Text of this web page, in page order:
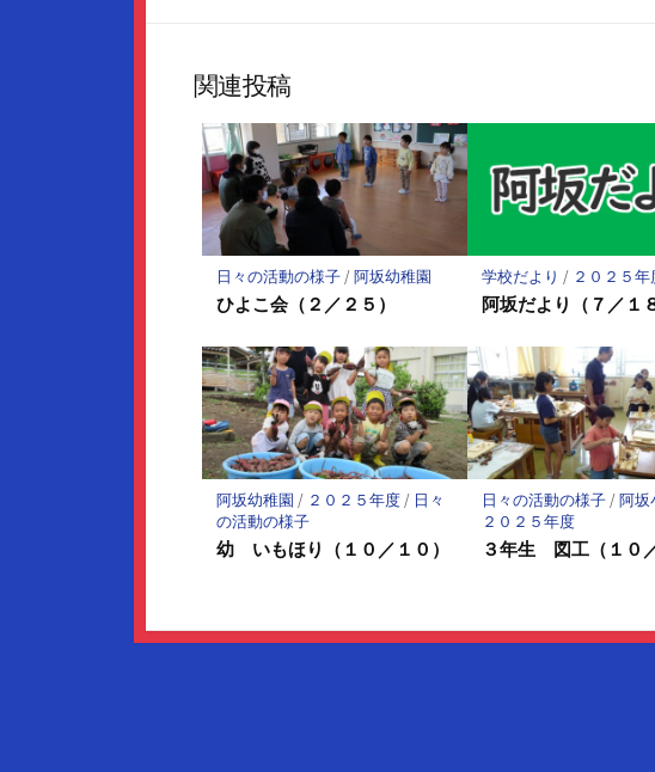
ア
マ
ー
ク
保
存
関連投稿
日々の活動の様子/阿坂幼稚園
ひよこ会（２／２５）
学校だより / ２０２５年
阿坂だより（７／１
阿坂幼稚園 / ２０２５年度/ 日々
の活動の様子
幼 いもほり（１０／１０）
日々の活動の様子/阿坂
２０２５年度
３年生 図工（１０／